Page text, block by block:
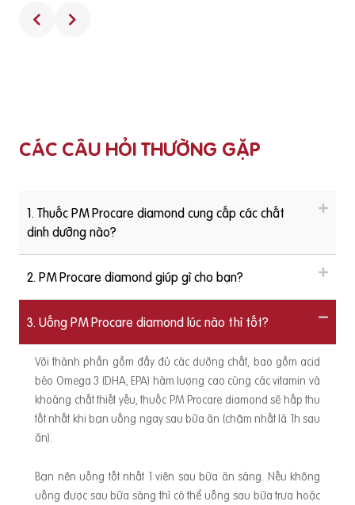
Suckhoedoisong.vn.Câu hỏi từ bạn đọc: Sau sinh có nên
p tục dùng thuốc bổ không? được BS.CKII Đỗ Thị Ngọc
CÁC CÂU HỎI THƯỜNG GẶP
1. Thuốc PM Procare diamond cung cấp các chất
dinh dưỡng nào?
2. PM Procare diamond giúp gì cho bạn?
3. Uống PM Procare diamond lúc nào thì tốt?
Với thành phần gồm đầy đủ các dưỡng chất, bao gồm acid
béo Omega 3 (DHA, EPA) hàm lượng cao cùng các vitamin và
khoáng chất thiết yếu, thuốc PM Procare diamond sẽ hấp thu
tốt nhất khi bạn uống ngay sau bữa ăn (chậm nhất là 1h sau
ăn).
Bạn nên uống tốt nhất 1 viên sau bữa ăn sáng. Nếu không
uống được sau bữa sáng thì có thể uống sau bữa trưa hoặc